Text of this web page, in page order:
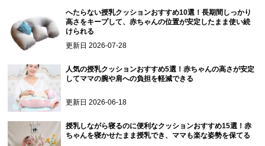
へたらない授乳クッションおすすめ10選！長期間しっかり
高さをキープして、赤ちゃんの位置が安定したまま使い続
けられる
更新日2026-07-28
人気の授乳クッションおすすめ5選！赤ちゃんの高さが安定
してママの腕や肩への負担を軽減できる
更新日2026-06-18
授乳しながら寝るのに便利なクッションおすすめ15選！赤
ちゃんを寝かせたまま授乳でき、ママも楽な姿勢を保てる